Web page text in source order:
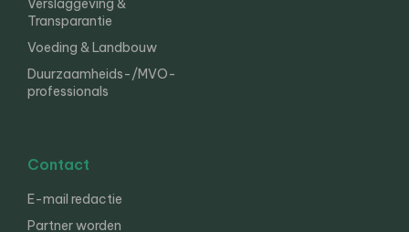
Verslaggeving &
Transparantie
Voeding & Landbouw
Duurzaamheids-/MVO-
professionals
Contact
E-mail redactie
Partner worden